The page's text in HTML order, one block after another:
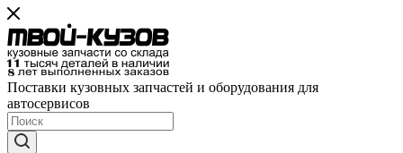
Поставки кузовных запчастей и оборудования для
автосервисов